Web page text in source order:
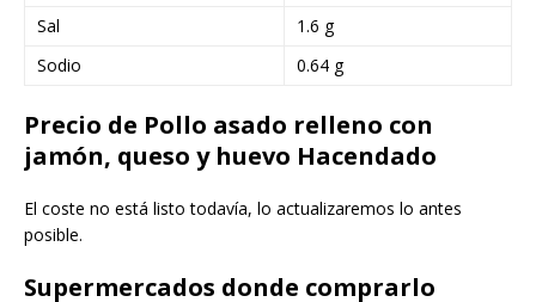
Sal
1.6 g
Sodio
0.64 g
Precio de Pollo asado relleno con
jamón, queso y huevo Hacendado
El coste no está listo todavía, lo actualizaremos lo antes
posible.
Supermercados donde comprarlo